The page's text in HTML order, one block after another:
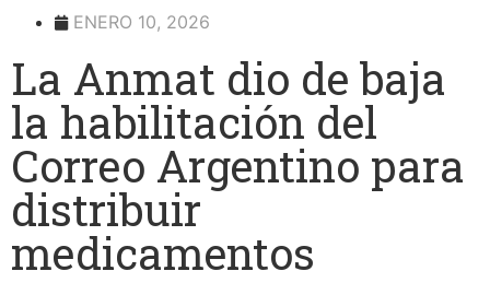
ENERO 10, 2026
La Anmat dio de baja
la habilitación del
Correo Argentino para
distribuir
medicamentos